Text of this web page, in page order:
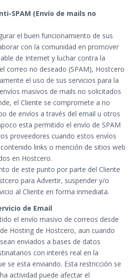
SPAM (Envío de mails no
el buen funcionamiento de sus
con la comunidad en promover
de Internet y luchar contra la
correo no deseado (SPAM), Hostcero
el uso de sus servicios para la
masivos de mails no solicitados
el Cliente se compromete a no
de envíos a través del email u otros
esta permitido el envío de SPAM
proveedores cuando estos envíos
links o mención de sitios web
en Hostcero.
de este punto por parte del Cliente
para Advertir, suspender y/o
al Cliente en forma inmediata.
de Email
el envío masivo de correos desde
Hosting de Hostcero, aun cuando
enviados a bases de datos
con interés real en la
se esta enviando. Esta restricción se
actividad puede afectar el